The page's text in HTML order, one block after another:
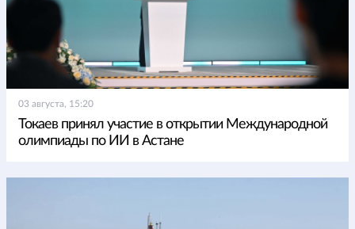
03 августа, 15:20
Токаев принял участие в открытии Международной
олимпиады по ИИ в Астане